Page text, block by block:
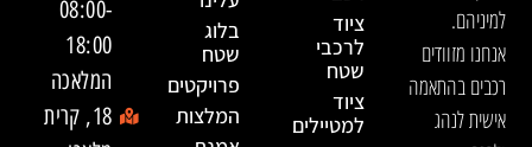
למיניהם.
אנחנו מזוודים
רכבים בהתאמה
אישית לנהג
ציוד
לרכבי
שטח
ציוד
למטיילים
בלוג
שטח
פרויקטים
המלצות
08:00-
18:00
המלאכה
18, קרית